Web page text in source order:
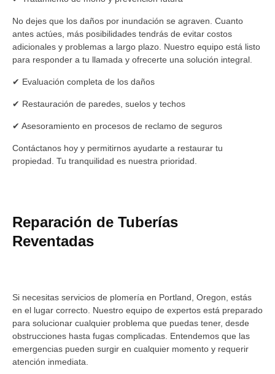
No dejes que los daños por inundación se agraven. Cuanto
antes actúes, más posibilidades tendrás de evitar costos
adicionales y problemas a largo plazo. Nuestro equipo está listo
para responder a tu llamada y ofrecerte una solución integral.
✔ Evaluación completa de los daños
✔ Restauración de paredes, suelos y techos
✔ Asesoramiento en procesos de reclamo de seguros
Contáctanos hoy y permitirnos ayudarte a restaurar tu
propiedad. Tu tranquilidad es nuestra prioridad.
Reparación de Tuberías
Reventadas
Si necesitas servicios de plomería en Portland, Oregon, estás
en el lugar correcto. Nuestro equipo de expertos está preparado
para solucionar cualquier problema que puedas tener, desde
obstrucciones hasta fugas complicadas. Entendemos que las
emergencias pueden surgir en cualquier momento y requerir
atención inmediata.